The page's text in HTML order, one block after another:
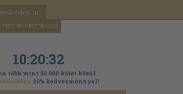
REGISZTRÁCIÓ
10:20:30
több mint 30 000 kötet közül
20% kedvezménnyel!